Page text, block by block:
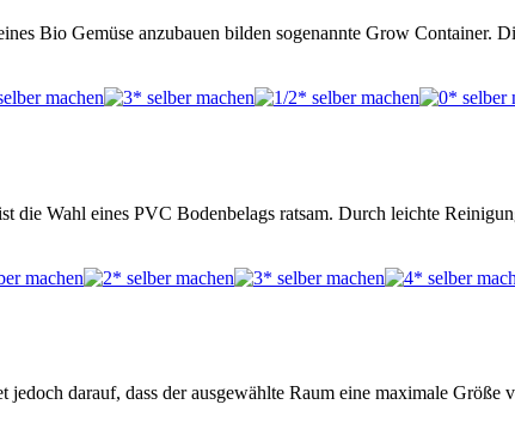
Bio Gemüse anzubauen bilden sogenannte Grow Container.
die Wahl eines PVC Bodenbelags ratsam. Durch leichte
darauf, dass der ausgewählte Raum eine maximale Größe